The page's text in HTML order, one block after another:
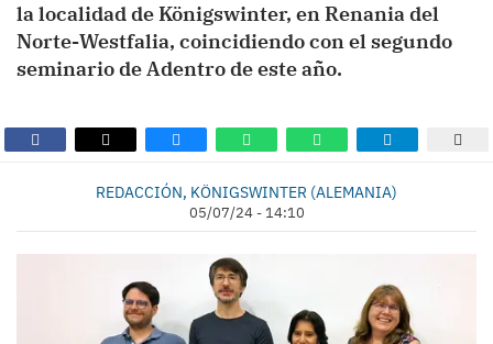
la localidad de Königswinter, en Renania del
Norte-Westfalia, coincidiendo con el segundo
seminario de Adentro de este año.
REDACCIÓN, KÖNIGSWINTER (ALEMANIA)
05/07/24 - 14:10